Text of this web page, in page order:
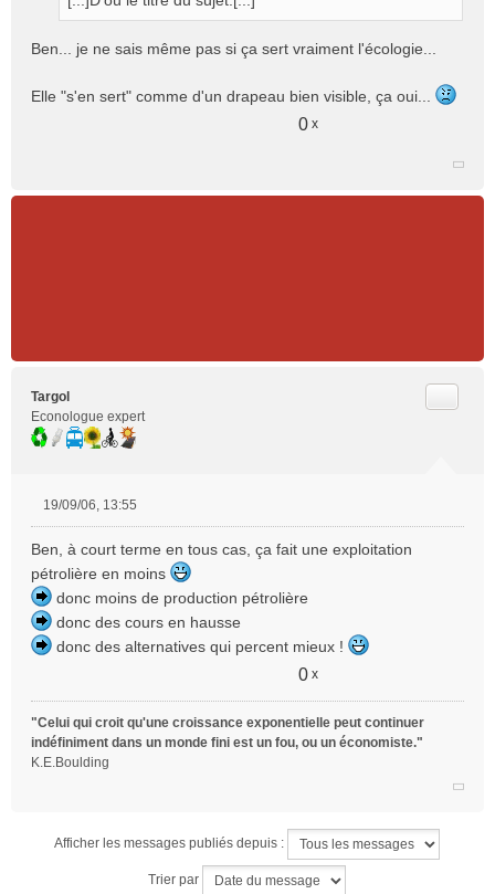
n
Ben... je ne sais même pas si ça sert vraiment l'écologie...
Elle "s'en sert" comme d'un drapeau bien visible, ça oui...
0 x
Targol
Econologue expert
s
s
a
g
e
n
n
l
u
19/09/06, 13:55
Ben, à court terme en tous cas, ça fait une exploitation
pétrolière en moins
donc moins de production pétrolière
donc des cours en hausse
donc des alternatives qui percent mieux !
0 x
"Celui qui croit qu'une croissance exponentielle peut continuer
indéfiniment dans un monde fini est un fou, ou un économiste."
K.E.Boulding
Afficher les messages publiés depuis :
Trier par